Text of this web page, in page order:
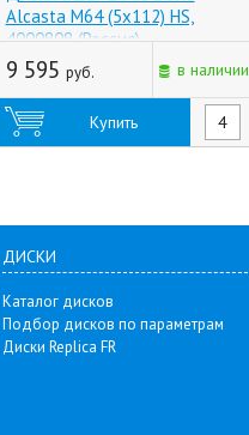
Alcasta M64 (5x112) HS,
4000808 (Россия)
9 595 руб. в наличии
Купить
ДИСКИ
Каталог дисков
Подбор дисков по параметрам
Диски Replica FR